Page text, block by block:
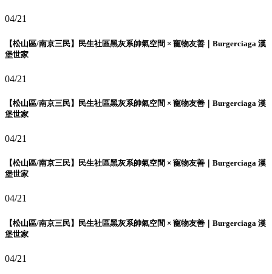
04/21
【松山區/南京三民】民生社區黑灰系帥氣空間 × 寵物友善｜Burgerciaga 漢
堡世家
04/21
【松山區/南京三民】民生社區黑灰系帥氣空間 × 寵物友善｜Burgerciaga 漢
堡世家
04/21
【松山區/南京三民】民生社區黑灰系帥氣空間 × 寵物友善｜Burgerciaga 漢
堡世家
04/21
【松山區/南京三民】民生社區黑灰系帥氣空間 × 寵物友善｜Burgerciaga 漢
堡世家
04/21